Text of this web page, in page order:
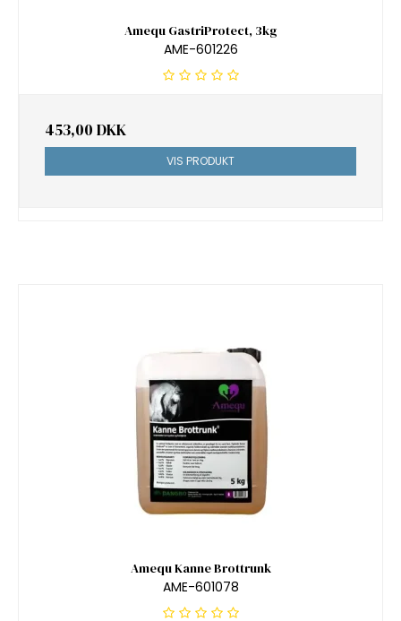
Amequ GastriProtect, 3kg
AME-601226
453,00 DKK
VIS PRODUKT
Amequ Kanne Brottrunk
AME-601078